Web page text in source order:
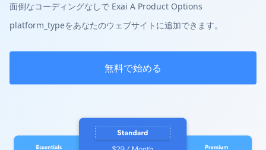
面倒なコーディングなしで Exai A Product Options
platform_typeをあなたのウェブサイトに追加できます。
無料で始める